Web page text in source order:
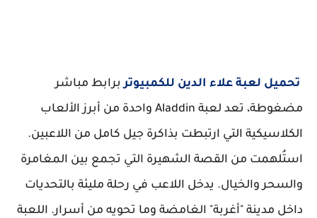
تحميل لعبة علاء الدين للكمبيوتر برابط مباشر
مضغوطة، تعد لعبة Aladdin واحدة من أبرز الألعاب
الكلاسيكية التي ارتبطت بذاكرة جيل كامل من اللاعبين.
استُلهمت من القصة الشهيرة التي تجمع بين المغامرة
والسحر والخيال. يدخل اللاعب في رحلة مليئة بالتحديات
داخل مدينة "أغربة" الغامضة وما تحويه من أسرار. اللعبة